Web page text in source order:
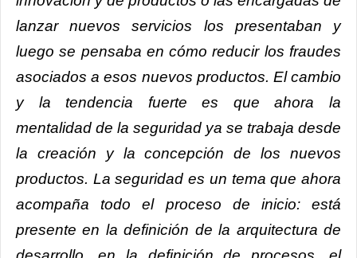
lanzar nuevos servicios los presentaban y
luego se pensaba en cómo reducir los fraudes
asociados a esos nuevos productos. El cambio
y la tendencia fuerte es que ahora la
mentalidad de la seguridad ya se trabaja desde
la creación y la concepción de los nuevos
productos. La seguridad es un tema que ahora
acompaña todo el proceso de inicio: está
presente en la definición de la arquitectura de